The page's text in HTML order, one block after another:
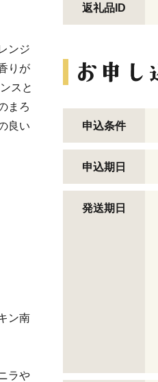
ンジ
りが
スと
まろ
良い
ン南
ラや
返礼品ID
申込条件
申込期日
発送期日